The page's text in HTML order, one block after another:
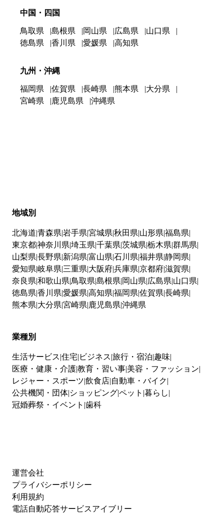
中国・四国
鳥取県 島根県 岡山県 広島県
山口県
徳島県
香川県 愛媛県 高知県
九州・沖縄
福岡県 佐賀県 長崎県 熊本県
大分県
宮崎県
鹿児島県 沖縄県
地域別
北海道 青森県 岩手県 宮城県 秋田県 山形県 福島県
東京都神奈川県 埼玉県 千葉県 茨城県 栃木県 群馬県
山梨県 長野県 新潟県 富山県 石川県 福井県 静岡県
愛知県 岐阜県 三重県 大阪府兵庫県 京都府滋賀県
奈良県 和歌山県 鳥取県 島根県 岡山県 広島県 山口県
徳島県 香川県 愛媛県 高知県 福岡県 佐賀県 長崎県
熊本県 大分県 宮崎県 鹿児島県 沖縄県
業種別
生活サービス 住宅 ビジネス 旅行・宿泊 趣味
医療・健康・介護教育・習い事 美容・ファッション
レジャー・スポーツ 飲食店 自動車・バイク
公共機関・団体 ショッピングペット 暮らし
冠婚葬祭・イベント 歯科
運営会社
プライバシーポリシー
利用規約
電話自動応答サービスアイブリー